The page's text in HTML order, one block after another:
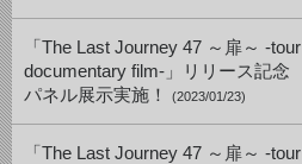
「The Last Journey 47 ～扉～ -tour
documentary film-」リリース記念
パネル展示実施！
(2023/01/23)
「The Last Journey 47 ～扉～ -tour